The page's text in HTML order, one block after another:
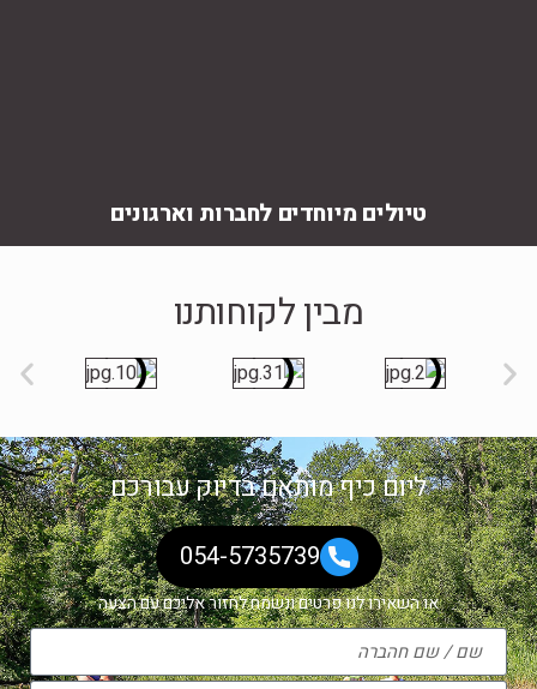
טיולים מיוחדים לחברות וארגונים
מבין לקוחותנו
ליום כיף מותאם בדיוק עבורכם
054-5735739
או השאירו לנו פרטים ונשמח לחזור אליכם עם הצעה